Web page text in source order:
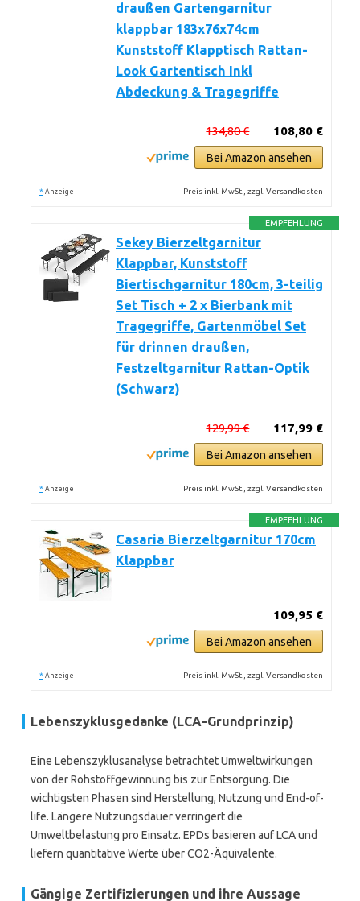
draußen Gartengarnitur
klappbar 183x76x74cm
Kunststoff Klapptisch Rattan-
Look Gartentisch Inkl
Abdeckung & Tragegriffe
108,80 €
134,80 €
Bei Amazon ansehen
* Anzeige Preis inkl. MwSt., zzgl. Versandkosten
EMPFEHLUNG
Sekey Bierzeltgarnitur
Klappbar, Kunststoff
Biertischgarnitur 180cm, 3-teilig
Set Tisch + 2 x Bierbank mit
Tragegriffe, Gartenmöbel Set
für drinnen draußen,
Festzeltgarnitur Rattan-Optik
(Schwarz)
117,99 €
129,99 €
Bei Amazon ansehen
* Anzeige Preis inkl. MwSt., zzgl. Versandkosten
EMPFEHLUNG
Casaria Bierzeltgarnitur 170cm
Klappbar
109,95 €
Bei Amazon ansehen
* Anzeige Preis inkl. MwSt., zzgl. Versandkosten
Lebenszyklusgedanke (LCA-Grundprinzip)
Eine Lebenszyklusanalyse betrachtet Umweltwirkungen
von der Rohstoffgewinnung bis zur Entsorgung. Die
wichtigsten Phasen sind Herstellung, Nutzung und End-of-
life. Längere Nutzungsdauer verringert die
Umweltbelastung pro Einsatz. EPDs basieren auf LCA und
liefern quantitative Werte über CO2-Äquivalente.
Gängige Zertifizierungen und ihre Aussage